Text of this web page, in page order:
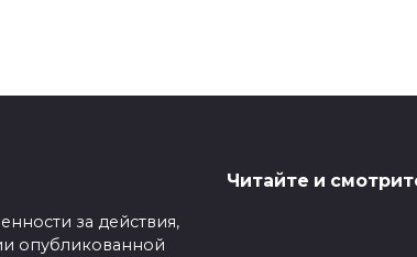
за действия,
опубликованной
Читайте и